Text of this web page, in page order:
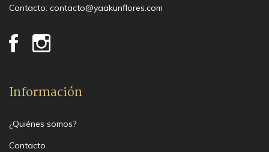
Contacto: contacto@yaakunflores.com
Información
¿Quiénes somos?
Contacto